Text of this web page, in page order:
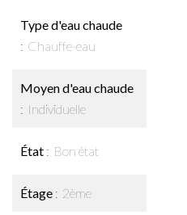
Type d'eau chaude
Chauffe-eau
Moyen d'eau chaude
Individuelle
État Bon état
Étage 2ème